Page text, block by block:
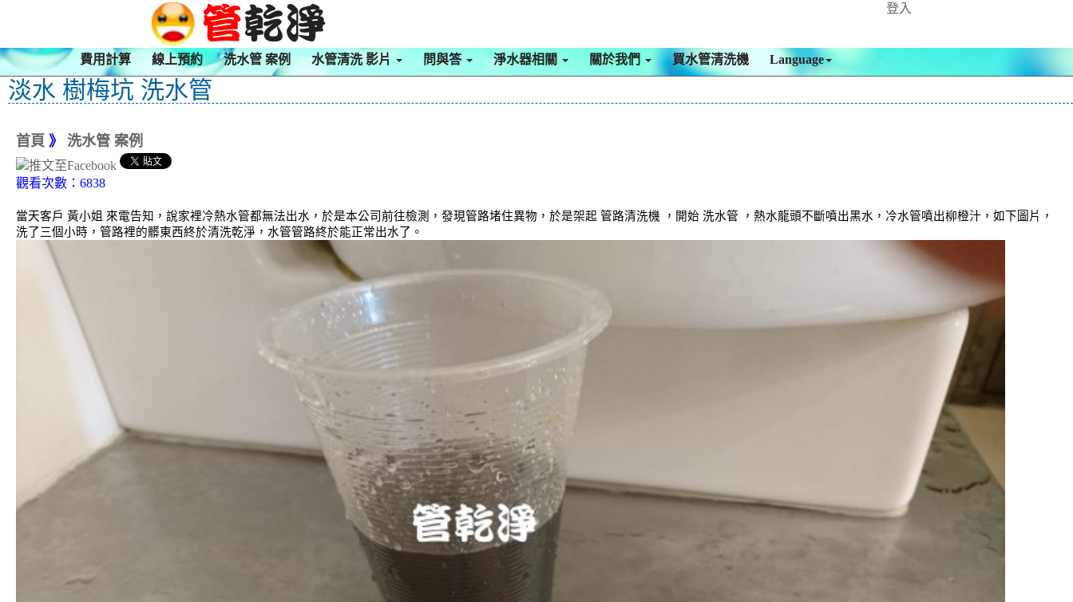
登入
費用計算 線上預約 洗水管 案例 水管清洗 影片 問與答 淨水器相關 關於我們 買水管清洗機 Language
淡水 樹梅坑 洗水管
首頁 》 洗水管 案例
觀看次數：6838
當天客戶 黃小姐 來電告知，說家裡冷熱水管都無法出水，於是本公司前往檢測，發現管路堵住異物，於是架起 管路清洗機 ，開始 洗水管 ，熱水龍頭不斷噴出黑水，冷水管噴出柳橙汁，如下圖片，
洗了三個小時，管路裡的髒東西終於清洗乾淨，水管管路終於能正常出水了。